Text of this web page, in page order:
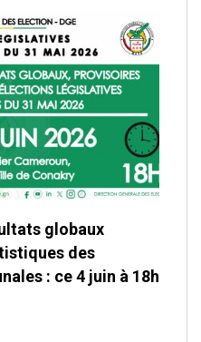
globaux
des
: ce 4 juin à 18h